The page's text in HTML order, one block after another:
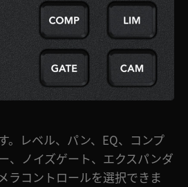
。レベル、パン、EQ、コンプ
、ノイズゲート、エクスパンダ
ラコントロールを選択できま